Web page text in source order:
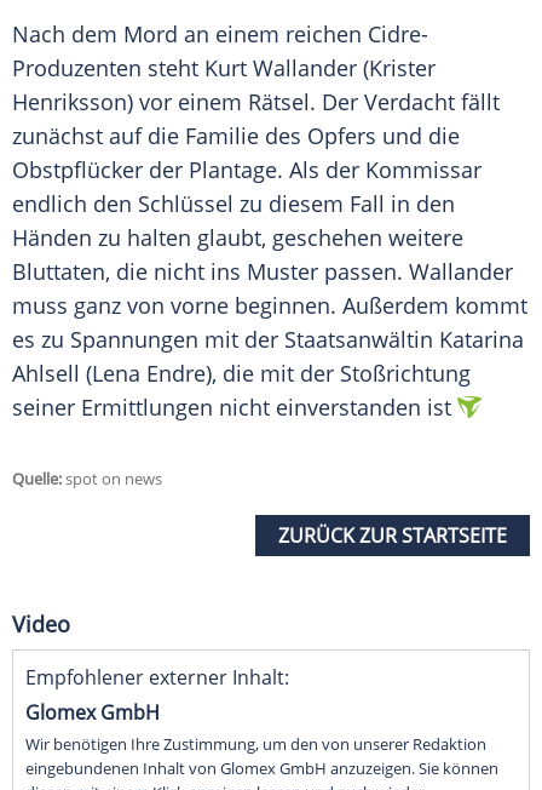
Nach dem Mord an einem reichen Cidre-
Produzenten steht Kurt Wallander (Krister
Henriksson) vor einem Rätsel. Der Verdacht fällt
zunächst auf die Familie des Opfers und die
Obstpflücker der Plantage. Als der Kommissar
endlich den Schlüssel zu diesem Fall in den
Händen zu halten glaubt, geschehen weitere
Bluttaten, die nicht ins Muster passen. Wallander
muss ganz von vorne beginnen. Außerdem kommt
es zu Spannungen mit der Staatsanwältin Katarina
Ahlsell (Lena Endre), die mit der Stoßrichtung
seiner Ermittlungen nicht einverstanden ist
Quelle:spot on news
ZURÜCK ZUR STARTSEITE
Video
Empfohlener externer Inhalt:
Glomex GmbH
Wir benötigen Ihre Zustimmung, um den von unserer Redaktion
eingebundenen Inhalt von Glomex GmbH anzuzeigen. Sie können